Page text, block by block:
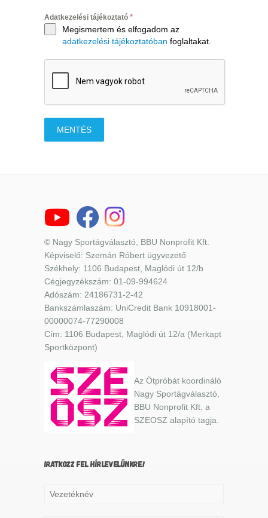
Adatkezelési tájékoztató *
Megismertem és elfogadom az
adatkezelési tájékoztatóban foglaltakat.
MENTÉS
© Nagy Sportágválasztó, BBU Nonprofit Kft.
Képviselő: Szemán Róbert ügyvezető
Székhely: 1106 Budapest, Maglódi út 12/b
Cégjegyzékszám: 01-09-994624
Adószám: 24186731-2-42
Bankszámlaszám: UniCredit Bank 10918001-
00000074-77290008
Cím: 1106 Budapest, Maglódi út 12/a (Merkapt
Sportközpont)
Az Ötpróbát koordináló
Nagy Sportágválasztó,
BBU Nonprofit Kft. a
SZEOSZ alapító tagja.
IRATKOZZ FEL HÍRLEVELÜNKRE!